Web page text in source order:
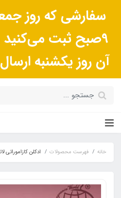
سفارشی که روز
9صبح ثبت می‌کنید
آن روز یکشنبه
خانه فهرست محصولات ادکلن کازاموراتی لاتوسکا ۵٠ میل